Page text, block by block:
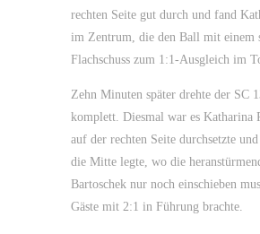
rechten Seite gut durch und fand
im Zentrum, die den Ball mit einem
Flachschuss zum 1:1-Ausgleich im
Zehn Minuten später drehte der SC
komplett. Diesmal war es Katharina
auf der rechten Seite durchsetzte
die Mitte legte, wo die
Bartoschek nur noch einschieben
Gäste mit 2:1 in Führung brachte.